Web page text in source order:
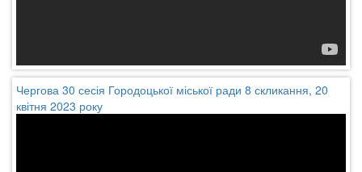
Чергова 30 сесія Городоцької міської ради 8 скликання, 20
квітня 2023 року